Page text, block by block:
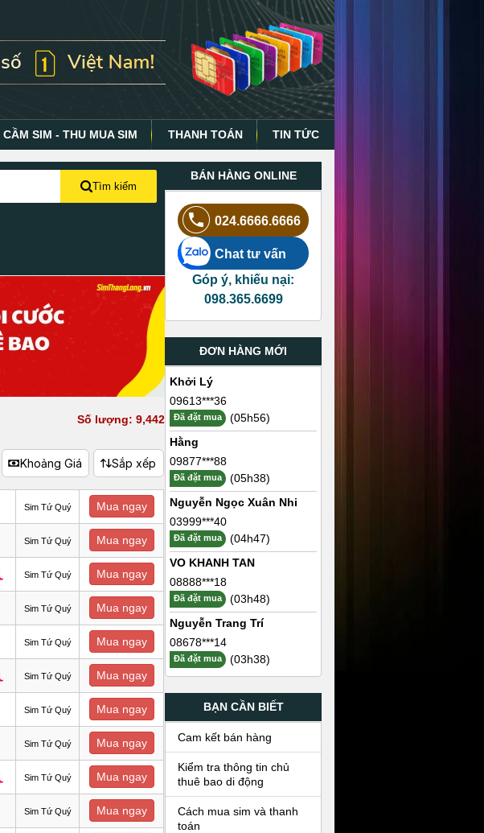
CẦM SIM - THU MUA SIM THANH TOÁN TIN TỨC
Tìm kiếm
Số lượng: 9,442
Khoảng Giá Sắp xếp
Sim Tứ Quý Mua ngay
Sim Tứ Quý Mua ngay
Sim Tứ Quý Mua ngay
Sim Tứ Quý Mua ngay
Sim Tứ Quý Mua ngay
Sim Tứ Quý Mua ngay
Sim Tứ Quý Mua ngay
Sim Tứ Quý Mua ngay
Sim Tứ Quý Mua ngay
Sim Tứ Quý Mua ngay
BÁN HÀNG ONLINE
024.6666.6666
Chat tư vấn
Góp ý, khiếu nại:
098.365.6699
ĐƠN HÀNG MỚI
Khởi Lý
09613***36
Đã đặt mua
(05h56)
Hằng
09877***88
Đã đặt mua
(05h38)
Nguyễn Ngọc Xuân Nhi
03999***40
Đã đặt mua
(04h47)
VO KHANH TAN
08888***18
Đã đặt mua
(03h48)
Nguyễn Trang Trí
08678***14
Đã đặt mua (03h38)
BẠN CẦN BIẾT
Cam kết bán hàng
Kiểm tra thông tin chủ
thuê bao di động
Cách mua sim và thanh
toán